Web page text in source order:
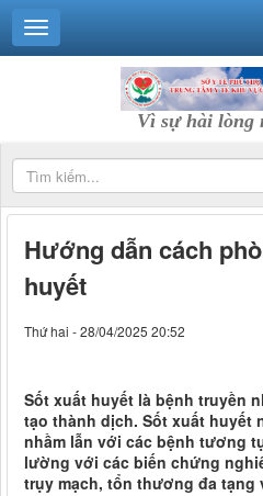
Vì sự hài lòng
Hướng dẫn cách
huyết
Thứ hai - 28/04/2025 20:52
Sốt xuất huyết là bệnh truyền
tạo thành dịch. Sốt xuất huyết
nhầm lẫn với các bệnh tương
lường với các biến chứng
trụy mạch, tổn thương đa tạng